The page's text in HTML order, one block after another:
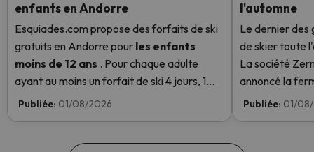
enfants en Andorre
Esquiades.com propose des forfaits de ski
gratuits en Andorre pour les enfants
moins de 12 ans . Pour chaque adulte
ayant au moins un forfait de ski 4 jours, 1
enfant aura un forfait de ski gratuit ! En
Publiée: 01/08/2026
l'automne
Le dernier des
de skier toute
La société
annoncé la
installations
Publiée: 01/